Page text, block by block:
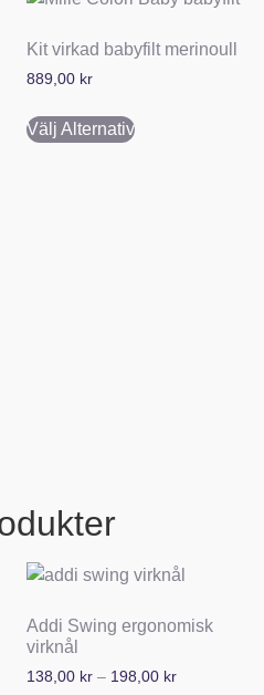
Kit virkad babyfilt merinoull
889,00 kr
Välj Alternativ
Addi Swing ergonomisk
virknål
138,00 kr – 198,00 kr